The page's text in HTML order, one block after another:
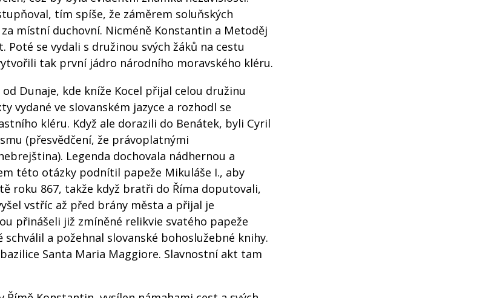
tím spíše, že záměrem soluňských
místní duchovní. Nicméně Konstantin a Metoděj
se vydali s družinou svých žáků na cestu
tak první jádro národního moravského kléru.
Dunaje, kde kníže Kocel přijal celou družinu
vydané ve slovanském jazyce a rozhodl se
kléru. Když ale dorazili do Benátek, byli Cyril
(přesvědčení, že právoplatnými
Legenda dochovala nádhernou a
této otázky podnítil papeže Mikuláše I., aby
roku 867, takže když bratři do Říma doputovali,
vstříc až před brány města a přijal je
přinášeli již zmíněné relikvie svatého papeže
a požehnal slovanské bohoslužebné knihy.
Santa Maria Maggiore. Slavnostní akt tam